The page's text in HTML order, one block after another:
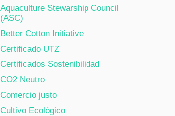
Aquaculture Stewarship Council
(ASC)
Better Cotton Initiative
Certificado UTZ
Certificados Sostenibilidad
CO2 Neutro
Comercio justo
Cultivo Ecológico